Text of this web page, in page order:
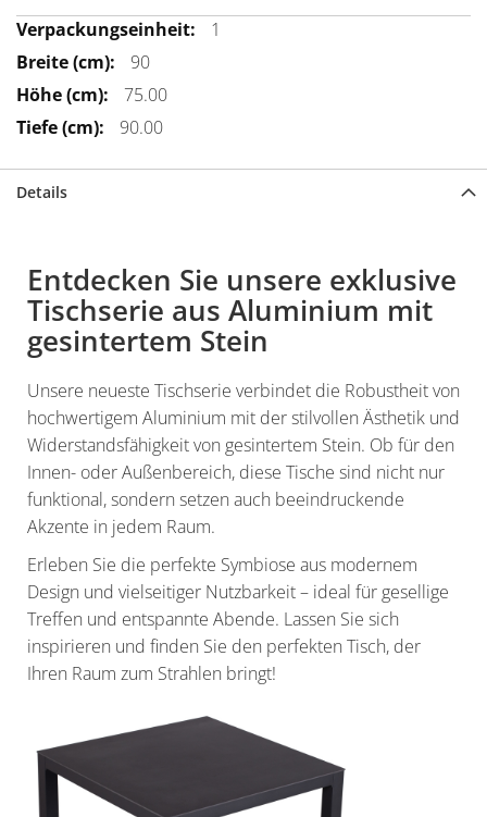
Mehr
Informationen
1
90
75.00
90.00
Details
Entdecken Sie unsere exklusive
Tischserie aus Aluminium mit
gesintertem Stein
Unsere neueste Tischserie verbindet die Robustheit von
hochwertigem Aluminium mit der stilvollen Ästhetik und
Widerstandsfähigkeit von gesintertem Stein. Ob für den
Innen- oder Außenbereich, diese Tische sind nicht nur
funktional, sondern setzen auch beeindruckende
Akzente in jedem Raum.
Erleben Sie die perfekte Symbiose aus modernem
Design und vielseitiger Nutzbarkeit – ideal für gesellige
Treffen und entspannte Abende. Lassen Sie sich
inspirieren und finden Sie den perfekten Tisch, der
Ihren Raum zum Strahlen bringt!